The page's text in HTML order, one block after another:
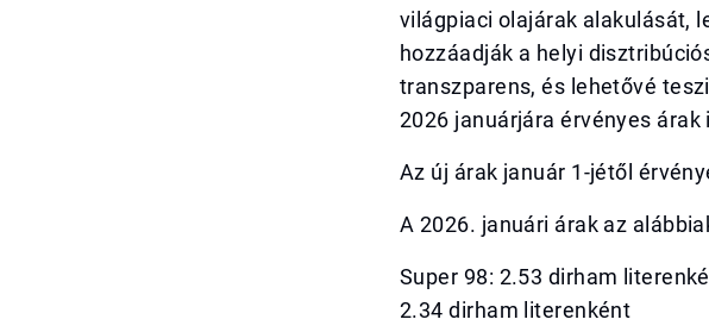
világpiaci olajárak alakulását,
hozzáadják a helyi
transzparens, és lehetővé
2026 januárjára érvényes
Az új árak január 1-jétől
A 2026. januári árak az
Super 98: 2.53 dirham
2.34 dirham literenként